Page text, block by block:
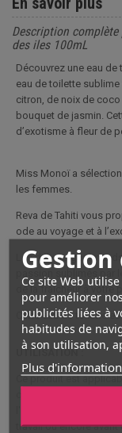
Gestion
Ce site Web
pour améliorer
publicités liées à
habitudes de
à son utilisation,
Plus
Description complète
des iles 100mL
Découvrez une eau
eau de toilette
citron, de noix de
bouquet de jasmin.
d’exotisme à fleur de
Miss Monoï a
les femmes.
Reva de Tahiti vous
ode au voyage et à
Les délices
de la fraicheur à votre
Cette eau de toilette
UTILISATION :
Ce produit est
l'utiliser avant un
travail ou encore